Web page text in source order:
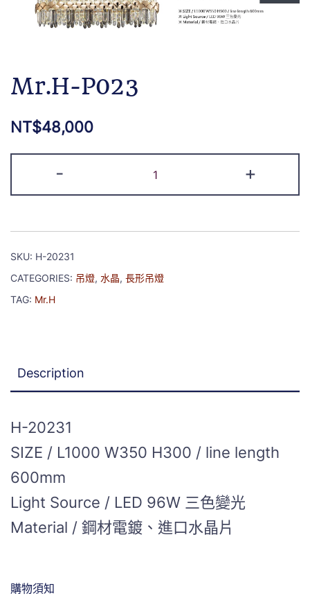
Mr.H-P023
NT$48,000
- +
SKU: H-20231
CATEGORIES: 吊燈, 水晶, 長形吊燈
TAG: Mr.H
Description
H-20231
SIZE / L1000 W350 H300 / line length
600mm
Light Source / LED 96W 三色變光
Material / 鋼材電鍍、進口水晶片
購物須知